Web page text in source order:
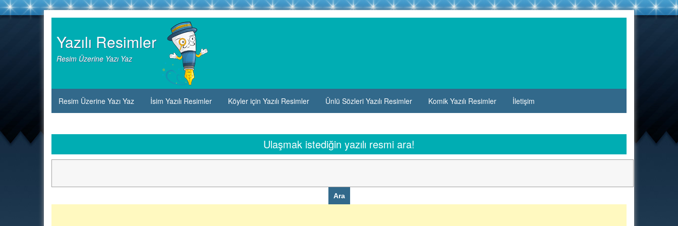
Skip
Yazılı Resimler
Resim Üzerine Yazı Yaz
Resim Üzerine Yazı Yaz İsim Yazılı Resimler Köyler için Yazılı Resimler Ünlü Sözleri Yazılı Resimler Komik Yazılı Resimler İletişim
Ulaşmak istediğin yazılı resmi ara!